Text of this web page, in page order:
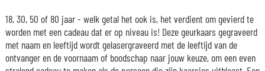
18, 30, 50 of 80 jaar - welk getal het ook is, het verdient om gevierd te
worden met een cadeau dat er op niveau is! Deze geurkaars gegraveerd
met naam en leeftijd wordt gelasergraveerd met de leeftijd van de
ontvanger en de voornaam of boodschap naar jouw keuze, om een even